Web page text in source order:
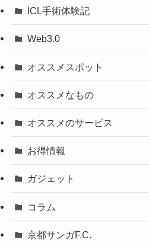
ICL手術体験記
Web3.0
オススメスポット
オススメなもの
オススメのサービス
お得情報
ガジェット
コラム
京都サンガF.C.